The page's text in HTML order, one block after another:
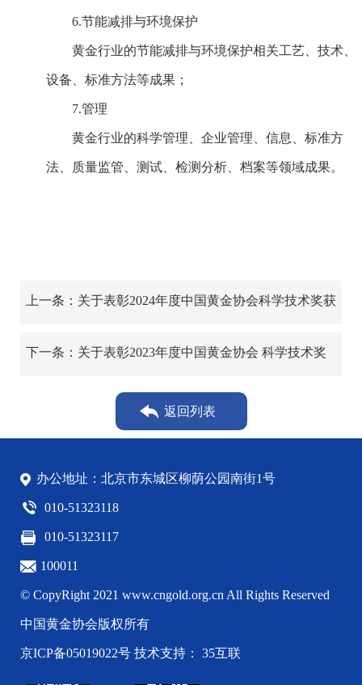
6.节能减排与环境保护
黄金行业的节能减排与环境保护相关工艺、技术、
设备、标准方法等成果；
7.管理
黄金行业的科学管理、企业管理、信息、标准方
法、质量监管、测试、检测分析、档案等领域成果。
上一条：关于表彰2024年度中国黄金协会科学技术奖获
下一条：关于表彰2023年度中国黄金协会 科学技术奖
返回列表
办公地址：北京市东城区柳荫公园南街1号
010-51323118
010-51323117
100011
© CopyRight 2021 www.cngold.org.cn All Rights Reserved
中国黄金协会版权所有
京ICP备05019022号技术支持： 35互联